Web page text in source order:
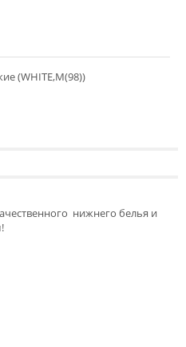
(WHITE,M(98))
нижнего белья и